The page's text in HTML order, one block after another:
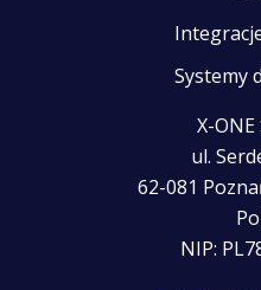
Systemy
X-ONE
ul.
62-081
NIP: